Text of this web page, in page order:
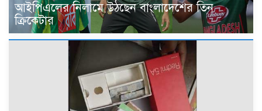
আইপিএলের নিলামে উঠছেন বাংলাদেশের তিন
ক্রিকেটার